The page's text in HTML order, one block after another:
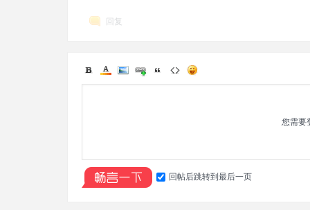
回复
您需要
回帖后跳转到最后一页